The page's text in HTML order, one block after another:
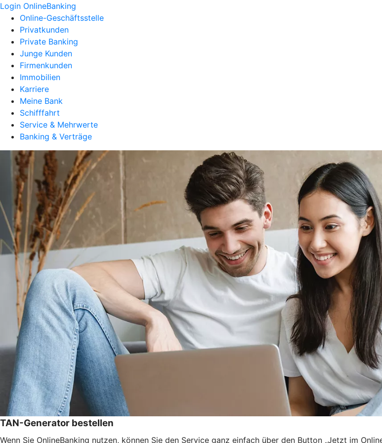
Login OnlineBanking
Online-Geschäftsstelle
Privatkunden
Private Banking
Junge Kunden
Firmenkunden
Immobilien
Karriere
Meine Bank
Schifffahrt
Service & Mehrwerte
Banking & Verträge
TAN-Generator bestellen
Wenn Sie OnlineBanking nutzen, können Sie den Service ganz einfach über den Button „Jetzt im